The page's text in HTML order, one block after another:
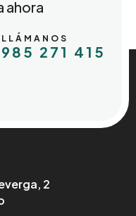
ahora
LLÁMANOS
985 271 415
2